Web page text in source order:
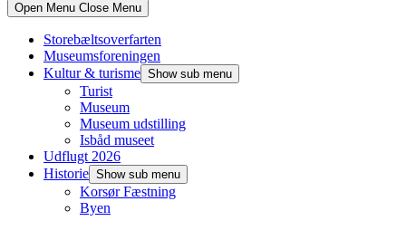
Open Menu Close Menu
Storebæltsoverfarten
Museumsforeningen
Kultur & turisme Show sub menu
Turist
Museum
Museum udstilling
Isbåd museet
Udflugt 2026
Historie Show sub menu
Korsør Fæstning
Byen